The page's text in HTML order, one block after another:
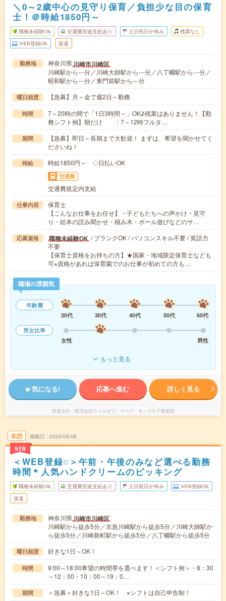
＼0～2歳中心の見守り保育／負担少な目の保育
士！＠時給1850円～
職種未経験OK 交通費別途支給あり 土日祝日が休み 残業なし
WEB登録OK 派遣
勤務地 神奈川県川崎市川崎区
川崎駅から---分／川崎大師駅から---分／八丁畷駅から---分／
昭和駅から---分／東門前駅から---分
曜日頻度 【急募】月～金で週2日～勤務
時間
7～20時の間で「1日3時間～」OK♪残業はありません！【勤
務シフト例】朝だけ ：7～12時フルタ…
期間
【急募】即日～長期まで大歓迎！ まずは、希望を聞かせてく
ださいね！
時給 時給1850円～ ◇日払いOK
交通費
交通費規定内支給
仕事内容
保育士
【こんなお仕事をお任せ】・子どもたちへの声かけ・見守
り・絵本の読み聞かせ・積み木・ボール遊びなどのサ…
応募資格 職種未経験OK / ブランクOK / パソコンスキル不要 / 英語力
不要
【保育士資格をお持ちの方】★国家・地域限定保育士なども
可※資格があれば保育園でのお仕事が初めての方も…
職場の雰囲気
年齢層
20代
30代 40代 50代
60代
男女比率
女性
男性
もっと見る
気になる! 応募へ進む 詳しく見る
派遣会社 株式会社ウィルオブ・ワーク キッズケア事業部
未読
NEW
掲載日 2026/08/08
＜WEB登録○＞午前・午後のみなど選べる勤務
時間＊人気ハンドクリームのピッキング
職種未経験OK 交通費別途支給あり 土日祝日が休み WEB登録OK
派遣
勤務地 神奈川県川崎市川崎区
川崎駅から徒歩5分／京急川崎駅から徒歩5分／川崎大師駅か
ら徒歩5分／川崎新町駅から徒歩5分／八丁畷駅から徒歩5分
曜日頻度 好きな1日～OK！
時間
9:00～18:00希望の時間帯を選べます！＜シフト例＞・8：30
～12：00・10：00～19：0…
期間 ＜急募＞好きな1日～OK！ ※シフトは自己申告制！